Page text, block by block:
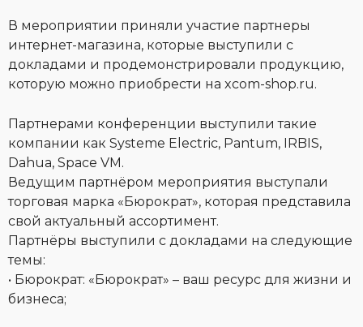
В мероприятии приняли участие партнеры
интернет-магазина, которые выступили с
докладами и продемонстрировали продукцию,
которую можно приобрести на xcom-shop.ru.
Партнерами конференции выступили такие
компании как Systeme Electric, Pantum, IRBIS,
Dahua, Space VM.
Ведущим партнёром мероприятия выступали
торговая марка «Бюрократ», которая представила
свой актуальный ассортимент.
Партнёры выступили с докладами на следующие
темы:
• Бюрократ: «Бюрократ» – ваш ресурс для жизни и
бизнеса;